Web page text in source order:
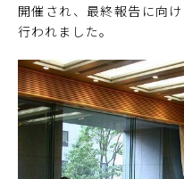
開催され、最終報告に向
行われました。